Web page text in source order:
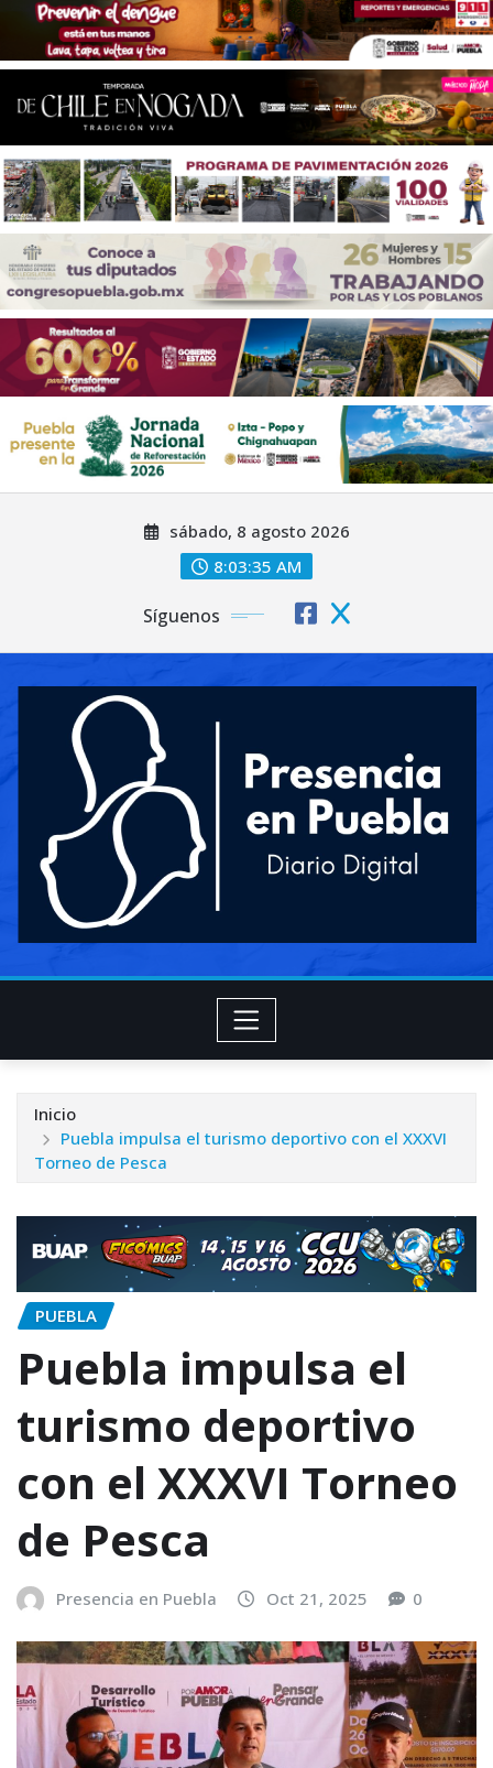
sábado, 8 agosto 2026
8:03:37 AM
Síguenos
Inicio
Puebla impulsa el turismo deportivo con el XXXVI
Torneo de Pesca
PUEBLA
Puebla impulsa el
turismo deportivo
con el XXXVI Torneo
de Pesca
Presencia en Puebla Oct 21, 2025 0